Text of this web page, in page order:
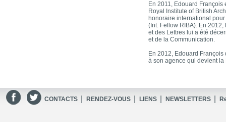
En 2011, Edouard François
Royal Institute of British
honoraire international
(Int. Fellow RIBA). En
et des Lettres lui a été
et de la Communication.
En 2012, Edouard
à son agence qui devient
CONTACTS RENDEZ-VOUS LIENS NEWSLETTERS